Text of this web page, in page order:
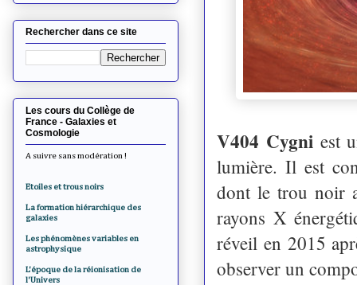
V404 Cygni est
lumière. Il est
dont le trou noir
rayons X
réveil en 2015
observer un
Rechercher dans ce site
Les cours du Collège de
France - Galaxies et
Cosmologie
A suivre sans modération !
Etoiles et trous noirs
La formation hiérarchique des
galaxies
Les phénomènes variables en
astrophysique
L'époque de la réionisation de
l'Univers